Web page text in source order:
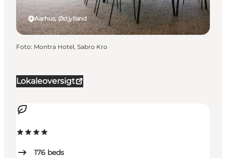
Lokaleoversigt
176 beds
Aarhus, Østjylland
Foto: Montra Hotel, Sabro Kro